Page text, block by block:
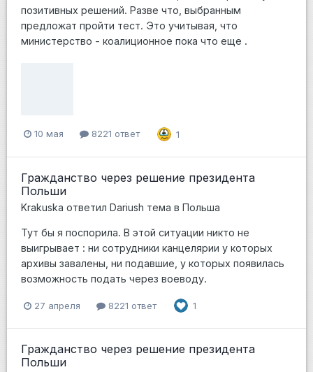
позитивных решений. Разве что, выбранным
предложат пройти тест. Это учитывая, что
министерство - коалиционное пока что еще .
10 мая 8221 ответ 1
Гражданство через решение президента
Польши
Krakuska ответил Dariush тема в Польша
Тут бы я поспорила. В этой ситуации никто не
выигрывает : ни сотрудники канцелярии у которых
архивы завалены, ни подавшие, у которых появилась
возможность подать через воеводу.
27 апреля 8221 ответ 1
Гражданство через решение президента
Польши